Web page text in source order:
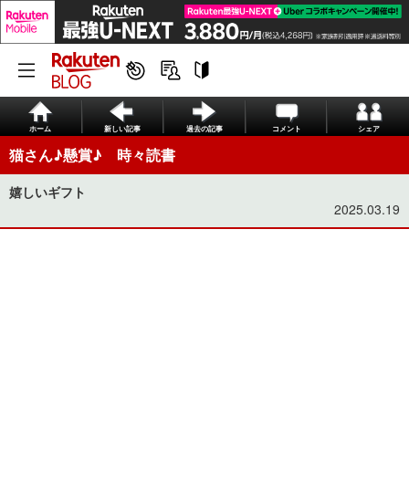
ホーム 新しい記事 過去の記事 コメント シェア
猫さん♪懸賞♪ 時々読書
嬉しいギフト
2025.03.19